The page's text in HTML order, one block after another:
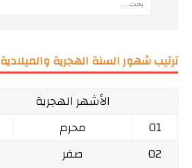
ترتيب شهور السنة الهجرية والميلادية
الأشهر الهجرية
01
محرم
02
صفر